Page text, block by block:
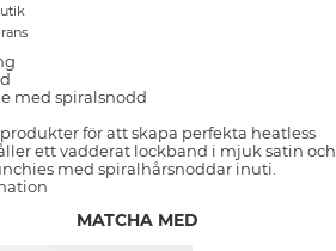
med spiralsnodd
för att skapa perfekta heatless
ett vadderat lockband i mjuk satin och
med spiralhårsnoddar inuti.
MATCHA MED